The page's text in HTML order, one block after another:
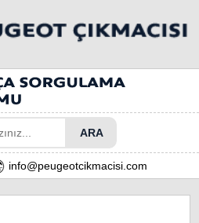
info@peugeotcikmacisi.com